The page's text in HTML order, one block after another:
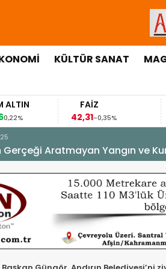
KÜLTÜR SANAT
-0,35%
Gerçeği Aratmayan Yangın ve